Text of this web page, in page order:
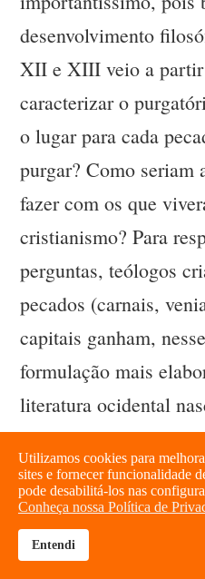
desenvolvimento
XII e XIII veio a partir
caracterizar o
o lugar para cada
purgar? Como seriam
fazer com os que
cristianismo? Para
perguntas, teólogos
pecados (carnais,
capitais ganham,
formulação mais
literatura ocidental
partir dessa
obra A Divina
(São Paulo: Atena,
brightness_high
Utilizamos cookies para
sites e fornecer funcionalidade
pode desabilitá-los nas
Conheça nossa Política de
Entendi